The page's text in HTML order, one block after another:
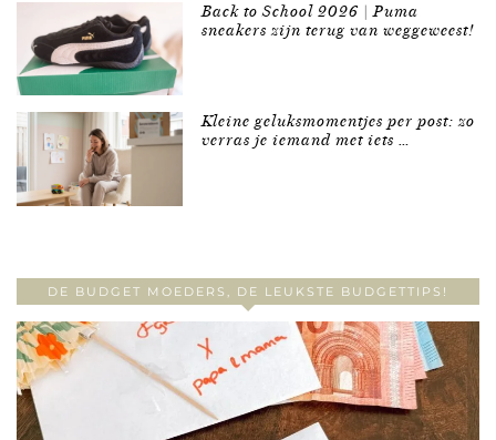
Back to School 2026 | Puma
sneakers zijn terug van weggeweest!
Kleine geluksmomentjes per post: zo
verras je iemand met iets …
DE BUDGET MOEDERS, DE LEUKSTE BUDGETTIPS!